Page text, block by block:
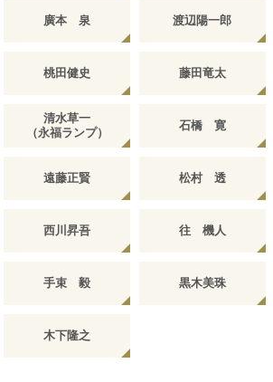
廣本 泉 渡辺陽一郎
桃田健史 藤田竜太
清水草一
（永福ランプ）
石橋 寛
遠藤正賢 松村 透
西川昇吾 往 機人
手束 毅 黒木美珠
木下隆之